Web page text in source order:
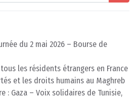
du 2 mai 2026 – Bourse de
les résidents étrangers en France
et les droits humains au Maghreb
: Gaza – Voix solidaires de Tunisie,